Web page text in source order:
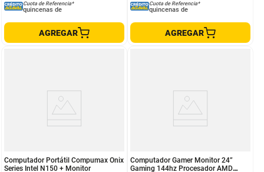
Cuota de Referencia*
quincenas de
AGREGAR
Cuota de Referencia*
quincenas de
AGREGAR
Computador Portátil Compumax Onix
Series Intel N150 + Monitor
Computador Gamer Monitor 24”
Gaming 144hz Procesador AMD